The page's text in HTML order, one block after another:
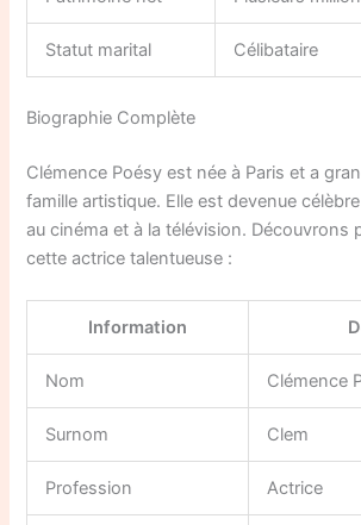
Statut marital Célibataire
Biographie Complète
Clémence Poésy est née à Paris et a
famille artistique. Elle est devenue
au cinéma et à la télévision. Découvrons
cette actrice talentueuse :
Information
Nom Clémence
Surnom Clem
Profession Actrice